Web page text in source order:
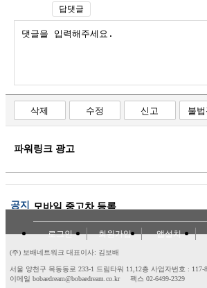
답댓글
삭제 수정 신고
불
파워링크 광고
공지 모바일 중고차 등록
로그인 회원가입 앱설치
(주) 보배네트워크 대표이사: 김보배
서울 양천구 목동동로 233-1 드림타워 11,12층 사업자번호 : 117-
이메일 bobaedream@bobaedream.co.kr
팩스 02-6499-2329